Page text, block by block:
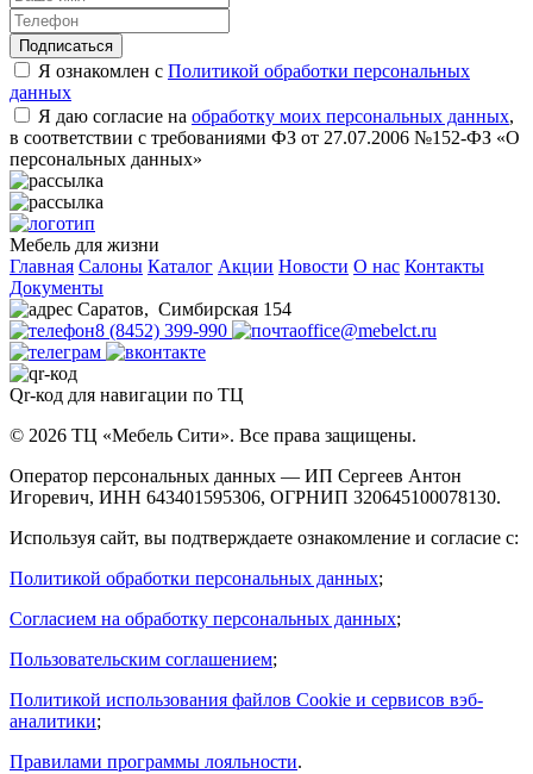
Подписаться
Я ознакомлен с Политикой обработки персональных
данных
Я даю согласие на обработку моих персональных данных,
в соответствии с требованиями ФЗ от 27.07.2006 №152-ФЗ «О
персональных данных»
Мебель для жизни
Главная Салоны Каталог Акции Новости О нас Контакты
Документы
Саратов, Симбирская 154
8 (8452) 399-990
office@mebelct.ru
Qr-код для навигации по ТЦ
© 2026 ТЦ «Мебель Сити». Все права защищены.
Оператор персональных данных — ИП Сергеев Антон
Игоревич, ИНН 643401595306, ОГРНИП 320645100078130.
Используя сайт, вы подтверждаете ознакомление и согласие с:
Политикой обработки персональных данных;
Согласием на обработку персональных данных;
Пользовательским соглашением;
Политикой использования файлов Cookie и сервисов вэб-
аналитики;
Правилами программы лояльности.